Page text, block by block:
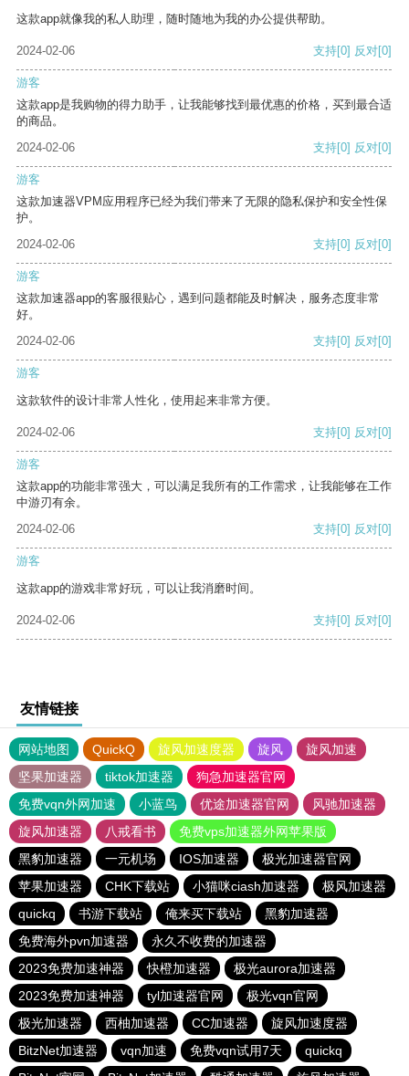
这款app就像我的私人助理，随时随地为我的办公提供帮助。
2024-02-06 支持[0] 反对[0]
游客
这款app是我购物的得力助手，让我能够找到最优惠的价格，买到最合适
的商品。
2024-02-06
支持[0] 反对[0]
游客
这款加速器VPM应用程序已经为我们带来了无限的隐私保护和安全性保
护。
2024-02-06
支持[0] 反对[0]
游客
这款加速器app的客服很贴心，遇到问题都能及时解决，服务态度非常
好。
2024-02-06
支持[0] 反对[0]
游客
这款软件的设计非常人性化，使用起来非常方便。
2024-02-06 支持[0] 反对[0]
游客
这款app的功能非常强大，可以满足我所有的工作需求，让我能够在工作
中游刃有余。
2024-02-06
支持[0] 反对[0]
游客
这款app的游戏非常好玩，可以让我消磨时间。
2024-02-06 支持[0] 反对[0]
友情链接
网站地图 QuickQ 旋风加速度器 旋风
旋风加速
坚果加速器
tiktok加速器
狗急加速器官网
免费vqn外网加速
小蓝鸟 优途加速器官网
风驰加速器
旋风加速器
八戒看书
免费vps加速器外网苹果版
黑豹加速器
一元机场 IOS加速器
极光加速器官网
苹果加速器
CHK下载站 小猫咪ciash加速器
极风加速器
quickq
书游下载站 俺来买下载站
黑豹加速器
免费海外pvn加速器
永久不收费的加速器
2023免费加速神器
快橙加速器
极光aurora加速器
2023免费加速神器
tyl加速器官网
极光vqn官网
极光加速器
西柚加速器 CC加速器
旋风加速度器
BitzNet加速器
vqn加速 免费vqn试用7天
quickq